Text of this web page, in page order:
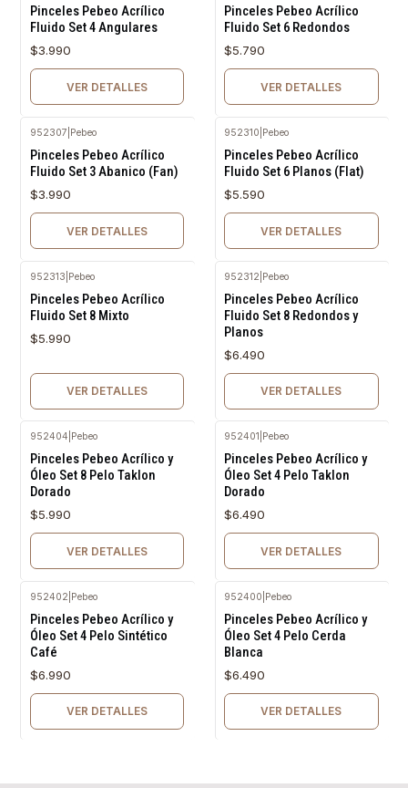
Pinceles Pebeo Acrílico
Fluido Set 4 Angulares
$3.990
VER DETALLES
Pinceles Pebeo Acrílico
Fluido Set 6 Redondos
$5.790
VER DETALLES
952307 Pebeo
Pinceles Pebeo Acrílico
Fluido Set 3 Abanico (Fan)
$3.990
VER DETALLES
952310 Pebeo
Pinceles Pebeo Acrílico
Fluido Set 6 Planos (Flat)
$5.590
VER DETALLES
952313 Pebeo
Pinceles Pebeo Acrílico
Fluido Set 8 Mixto
$5.990
VER DETALLES
952312 Pebeo
Pinceles Pebeo Acrílico
Fluido Set 8 Redondos y
Planos
$6.490
VER DETALLES
952404 Pebeo
Pinceles Pebeo Acrílico y
Óleo Set 8 Pelo Taklon
Dorado
$5.990
VER DETALLES
952401 Pebeo
Pinceles Pebeo Acrílico y
Óleo Set 4 Pelo Taklon
Dorado
$6.490
VER DETALLES
952402 Pebeo
Pinceles Pebeo Acrílico y
Óleo Set 4 Pelo Sintético
Café
$6.990
VER DETALLES
952400 Pebeo
Pinceles Pebeo Acrílico y
Óleo Set 4 Pelo Cerda
Blanca
$6.490
VER DETALLES